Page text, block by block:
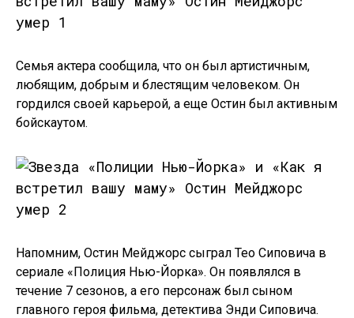
Семья актера сообщила, что он был артистичным,
любящим, добрым и блестящим человеком. Он
гордился своей карьерой, а еще Остин был активным
бойскаутом.
Напомним, Остин Мейджорс сыграл Тео Сиповича в
сериале «Полиция Нью-Йорка». Он появлялся в
течение 7 сезонов, а его персонаж был сыном
главного героя фильма, детектива Энди Сиповича.